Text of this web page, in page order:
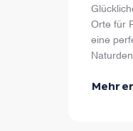
Orte für
eine
Mehr